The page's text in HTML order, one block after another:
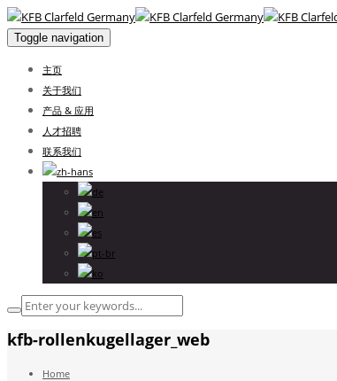
Toggle navigation
主页
关于我们
产品 & 应用
人才招聘
联系我们
kfb-rollenkugellager_web
Home